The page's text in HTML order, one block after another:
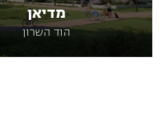
מדיאן
הוד השרון